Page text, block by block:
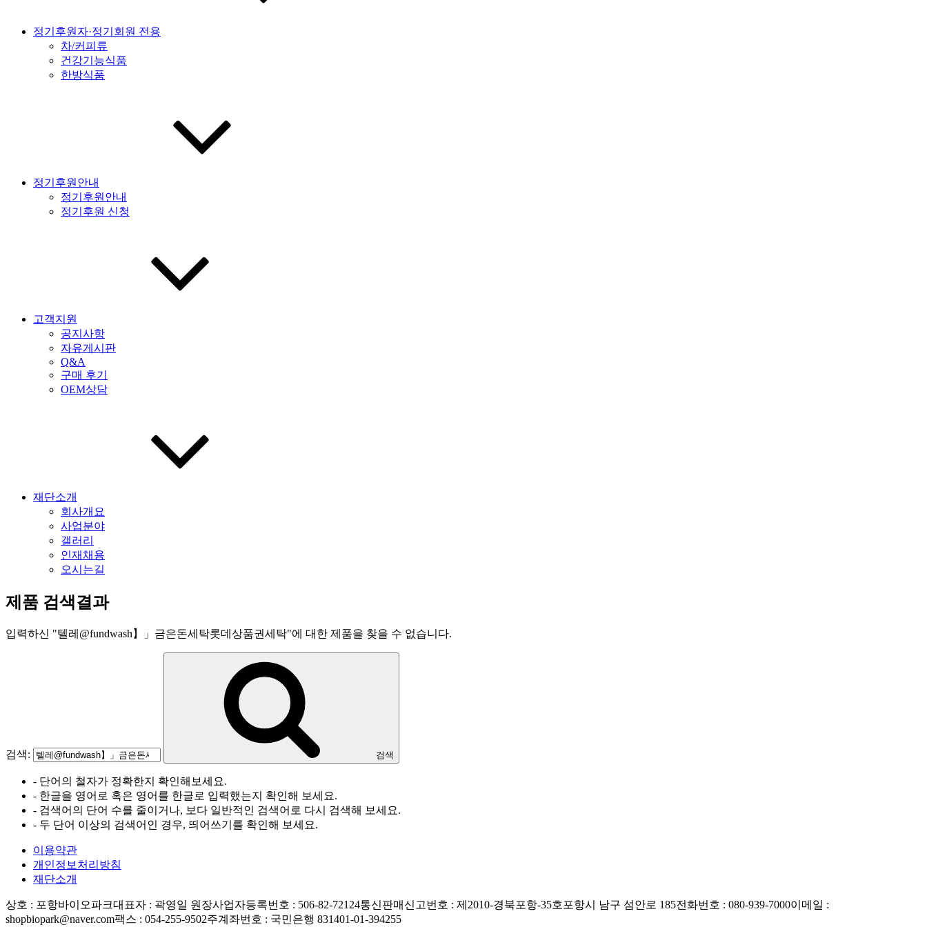
정기후원자·정기회원 전용
차/커피류
건강기능식품
한방식품
정기후원안내
정기후원안내
정기후원 신청
고객지원
공지사항
자유게시판
Q&A
구매 후기
OEM상담
재단소개
회사개요
사업분야
갤러리
인재채용
오시는길
제품 검색결과
입력하신 "텔레@fundwash】」금은돈세탁롯데상품권세탁"에 대한 제품을 찾을 수 없습니다.
검색: 검색
- 단어의 철자가 정확한지 확인해보세요.
- 한글을 영어로 혹은 영어를 한글로 입력했는지 확인해 보세요.
- 검색어의 단어 수를 줄이거나, 보다 일반적인 검색어로 다시 검색해 보세요.
- 두 단어 이상의 검색어인 경우, 띄어쓰기를 확인해 보세요.
이용약관
개인정보처리방침
재단소개
상호 : 포항바이오파크대표자 : 곽영일 원장사업자등록번호 : 506-82-72124통신판매신고번호 : 제2010-경북포항-35호 포항시 남구 섬안로 185전화번호 : 080-939-7000이메일 :
shopbiopark@naver.com팩스 : 054-255-9502주계좌번호 : 국민은행 831401-01-394255